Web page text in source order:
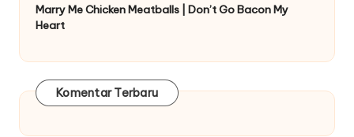
Marry Me Chicken Meatballs | Don’t Go Bacon My
Heart
Komentar Terbaru